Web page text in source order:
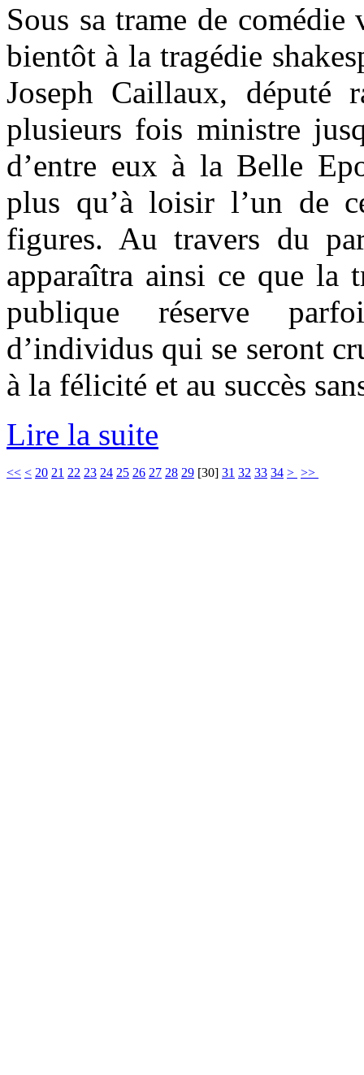
Sous sa trame de
bientôt à la tragédie
Joseph Caillaux, député
plusieurs fois ministre
d’entre eux à la Belle
plus qu’à loisir l’un de
figures. Au travers du
apparaîtra ainsi ce que la
publique réserve
d’individus qui se seront
à la félicité et au succès
Lire la suite
<< < 20 21 22 23 24 25 26 27 28 29 [30] 31 32 33 34 > >>